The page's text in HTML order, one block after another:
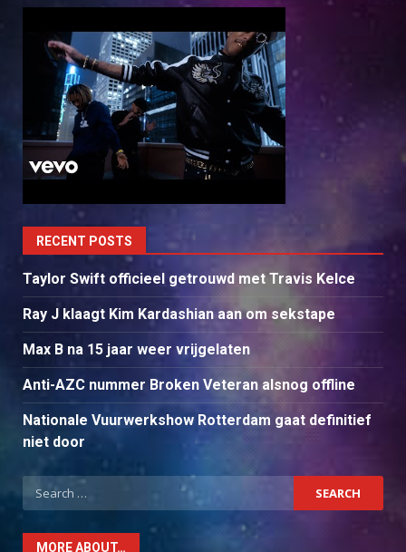
RECENT POSTS
Taylor Swift officieel getrouwd met Travis Kelce
Ray J klaagt Kim Kardashian aan om sekstape
Max B na 15 jaar weer vrijgelaten
Anti-AZC nummer Broken Veteran alsnog offline
Nationale Vuurwerkshow Rotterdam gaat definitief
niet door
Search
for:
MORE ABOUT…